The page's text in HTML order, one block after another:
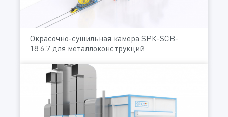
Окрасочно-сушильная камера SРК-SCB-
18.6.7 для металлоконструкций